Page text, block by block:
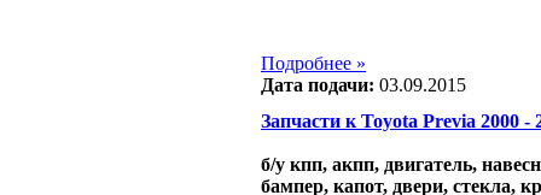
Подробнее »
Дата подачи: 03.09.2015
Запчасти к Toyota Previa 2000 -
б/у кпп, акпп, двигатель,
бампер, капот, двери, стекла,